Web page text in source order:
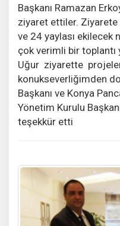
Başkanı Ramazan
ziyaret ettiler. Ziyarete
ve 24 yaylası ekilecek
çok verimli bir toplantı
Uğur ziyarette
konukseverliğimden
Başkanı ve Konya
Yönetim Kurulu
teşekkür etti